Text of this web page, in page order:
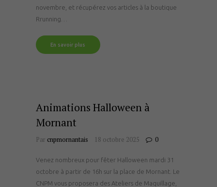
novembre, et récupérez vos articles à la boutique
Rrunning…
En savoir plus
Animations Halloween à
Mornant
Par cnpmornantais 18 octobre 2025 0
Venez nombreux pour fêter Halloween mardi 31
octobre à partir de 16h sur la place de Mornant. Le
CNPM vous proposera des Ateliers de Maquillage,